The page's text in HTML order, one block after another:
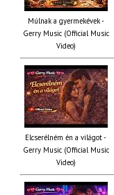
Múlnak a gyermekévek -
Gerry Music (Official Music
Video)
Elcserélném én a világot -
Gerry Music (Official Music
Video)